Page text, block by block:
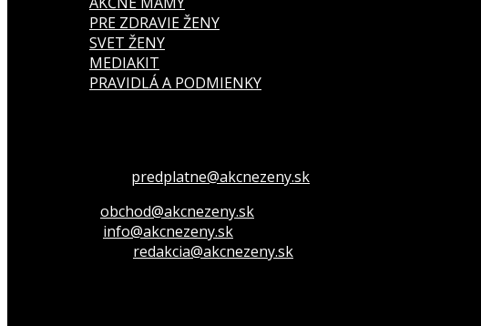
PRE ZDRAVIE ŽENY
SVET ŽENY
MEDIAKIT
PRAVIDLÁ A PODMIENKY
predplatne@akcnezeny.sk
obchod@akcnezeny.sk
info@akcnezeny.sk
redakcia@akcnezeny.sk